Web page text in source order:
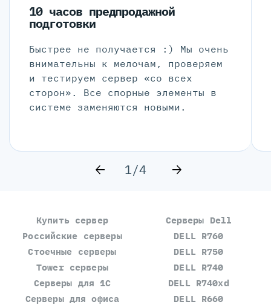
10 часов предпродажной
подготовки
Быстрее не получается :) Мы очень
внимательны к мелочам, проверяем
и тестируем сервер «со всех
сторон». Все спорные элементы в
системе заменяются новыми.
1/4
Купить сервер
Российские серверы
Стоечные серверы
Tower серверы
Серверы для 1С
Серверы для офиса
Серверы Dell
DELL R760
DELL R750
DELL R740
DELL R740xd
DELL R660